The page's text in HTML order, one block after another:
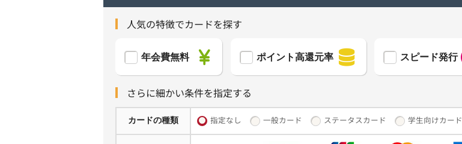
人気の特徴でカードを探す
年会費無料 ポイント高還元率 スピード発行
さらに細かい条件を指定する
カードの種類 指定なし 一般カード ステータスカード 学生向けカード